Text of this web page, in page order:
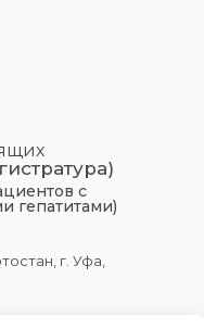
с
гепатитами)
г. Уфа,